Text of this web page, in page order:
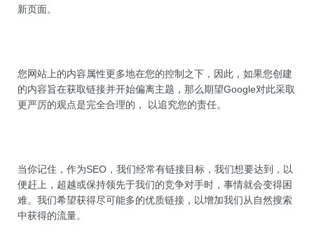
新页面。
您网站上的内容属性更多地在您的控制之下，因此，如果您创建
的内容旨在获取链接并开始偏离主题，那么期望Google对此采取
更严厉的观点是完全合理的， 以追究您的责任。
当你记住，作为SEO，我们经常有链接目标，我们想要达到，以
便赶上，超越或保持领先于我们的竞争对手时，事情就会变得困
难。我们希望获得尽可能多的优质链接，以增加我们从自然搜索
中获得的流量。